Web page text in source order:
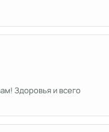
Здоровья и всего